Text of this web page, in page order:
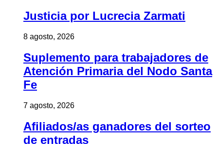
Justicia por Lucrecia Zarmati
8 agosto, 2026
Suplemento para trabajadores de
Atención Primaria del Nodo Santa
Fe
7 agosto, 2026
Afiliados/as ganadores del sorteo
de entradas